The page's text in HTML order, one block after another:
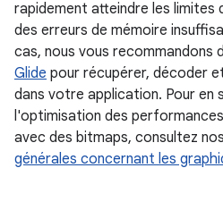
rapidement atteindre les
des erreurs de mémoire
cas, nous vous recommandons
Glide pour récupérer, décoder
dans votre application. Pour en
l'optimisation des
avec des bitmaps, consultez nos
générales concernant les